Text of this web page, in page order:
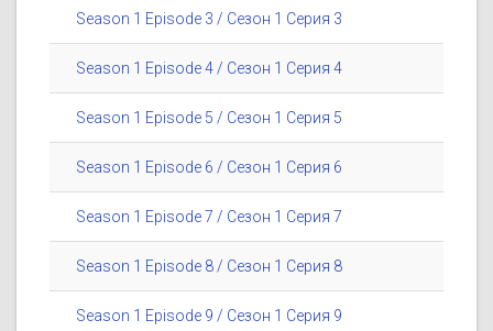
Season 1 Episode 3 / Сезон 1 Серия 3
Season 1 Episode 4 / Сезон 1 Серия 4
Season 1 Episode 5 / Сезон 1 Серия 5
Season 1 Episode 6 / Сезон 1 Серия 6
Season 1 Episode 7 / Сезон 1 Серия 7
Season 1 Episode 8 / Сезон 1 Серия 8
Season 1 Episode 9 / Сезон 1 Серия 9